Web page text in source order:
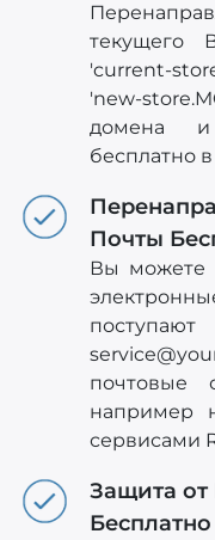
текущего
'current-
'new-
домена и
бесплатно
Почты
Вы можете
почтовые
например
сервисами
Защита
Бесплатно